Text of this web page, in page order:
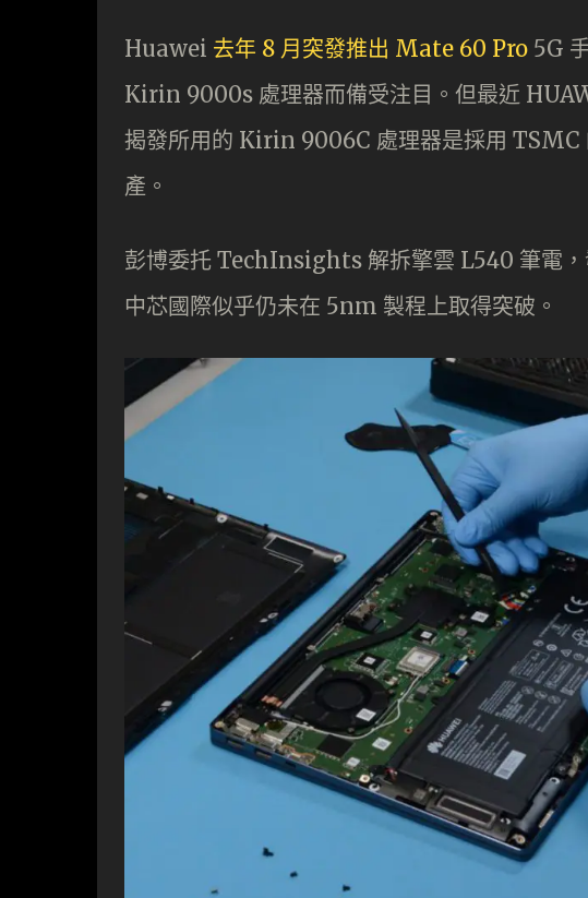
Huawei 去年 8 月突發推出 Mate 60 Pro 5G
Kirin 9000s 處理器而備受注目。但最近
揭發所用的 Kirin 9006C 處理器是採用 TSMC
產。
彭博委托 TechInsights 解拆擎雲 L540 筆電，
中芯國際似乎仍未在 5nm 製程上取得突破。